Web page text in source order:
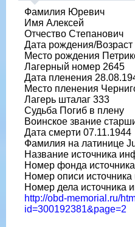
Фамилия Юревич
Имя Алексей
Отчество Степанович
Дата рождения/
Место рождения
Лагерный номер 2645
Дата пленения
Место пленения
Лагерь шталаг 333
Судьба Погиб в плену
Воинское звание
Дата смерти 07.11.1944
Фамилия на латинице
Название источника
Номер фонда
Номер описи
Номер дела источника
http://obd-memorial.ru/
id=300192381&page=2